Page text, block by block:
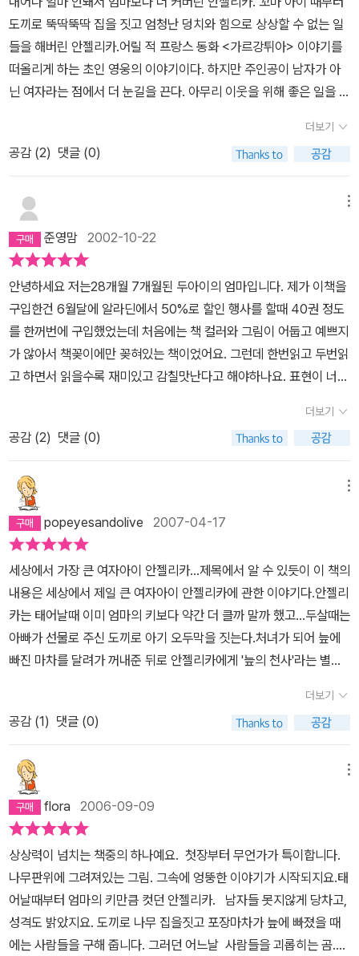
직은 거기까지는 아닌것 같다.조금 더 커서 별자리에 흥미를 가지면
다시 한번 일러주어야지....정말 상상력의 끝은 어디인지 알수가 없다.
오늘도 참 즐거운책 한권을 읽었다.
도끼로 뚝딱뚝딱 집을 짓고 엄청난 덩치와 힘으로 상상할 수 없는 일
들을 해버린 안젤리카.어릴 적 프랑스 동화 <가르강튀아> 이야기를
떠올리게 하는 초인 영웅의 이야기이다. 하지만 주인공이 남자가 아
닌 여자라는 점에서 더 눈길을 끈다. 아무리 이웃을 위해 좋은 일을 하
공으로 이런 얘기가 만들어지다니.덩치 크고 힘 센 안젤리카가 그 모
습만큼이나 넓은 마음과 애정을 가지고 있음을 느끼게 해준다.
더보기
공감 (2) 댓글 (0)
준영맘 2002-10-22
안녕하세요 저는28개월 7개월된 두아이의 엄마입니다. 제가 이책을
구입한건 6월달에 알라딘에서 50%로 할인 행사를 할때 40권 정도
를 한꺼번에 구입했었는데 처음에는 책 컬러와 그림이 어둡고 예쁘지
가 않아서 책꽂이에만 꽂혀있는 책이었어요. 그런데 한번읽고 두번읽
고 하면서 읽을수록 재미있고 감칠맛난다고 해야하나요. 표현이 너무
받은 책은 어디가 달라도 다른가봐요. 표현 하나하나가 얼마나 재미
있는지. '곰과싸우다가 호수에 빠지게 됐는데 안젤리카가 숨을쉬기위
해 호수의 물을 모두 마셔 버려야 했지요' 현실속에서는 말도 안돼는
이야기가 어느날 7개월된 아이에게 젖을 물리면서 책을 읽어주다가
나도 모르게 웃어버렸답니다. 정말로 좋은 동화책은 아이들마음을 열
어주는 열쇠가 아닐까요. 그리고 엄마들도 책을 읽으면 꿈꾸게하고
동심으로 돌아가게 하는 마력이 있나봅니다. 꼭 읽어보세요.
더보기
공감 (2) 댓글 (0)
popeyesandolive 2007-04-17
세상에서 가장 큰 여자아이 안젤리카...제목에서 알 수 있듯이 이 책의
내용은 세상에서 제일 큰 여자아이 안젤리카에 관한 이야기다.안젤리
카는 태어날때 이미 엄마의 키보다 약간 더 클까 말까 했고...두살때는
아빠가 선물로 주신 도끼로 아기 오두막을 짓는다.처녀가 되어 늪에
빠진 마차를 달려가 꺼내준 뒤로 안젤리카에게 '늪의 천사'라는 별명
나... 마을 사람들의 식량을 다 먹어치운다.이 곰은 삽시간에 테네시
주 곳간의 반을 먹어치우고.. '벼락'이라는 별명을 얻는다.사람들은 벼
락을 잡기 위해 곰사냥을 떠나고...용감하다고 뽐내었던 남자 사냥꾼
들이 벼락을 잡는데 모두 실패한 후...안젤리카와 '벼락'은 만난다. 여
기서부터... 이 책의 매력이 나타난다.안젤리카와 벼락은 서로 잡고 뒹
굴며 싸움을 시작하는데... 이 둘의 싸움은 전혀 잔인하지도 않고... 또
악착같이도 않다.서로 뒤엉쳐 이산 저산을 돌아다니다가... 호수에도
빠졌다가...결국 너무 지쳐 서로 껴안고 코를 골며 잠이 들고 만다.서
로 입을 벌리고 잠자는 모습의 그림이 얼마나 귀엽고 ... 아름다운지
...이 장면이 나오면 우리 아들은 막 큰소리로 웃는다. ^^결국 잠자는
동안 소나무가 쓰러져 벼락이 죽고 말지만...쓰러진 벼락에게 안젤리
카는 승리자로서 칭찬의 말을 잊지 않는다. 벼락을 더 이상 볼 수 없을
더보기
공감 (1) 댓글 (0)
flora 2006-09-09
상상력이 넘치는 책중의 하나예요. 첫장부터 무언가가 특이합니다.
나무판위에 그려져있는 그림. 그속에 엉뚱한 이야기가 시작되지요.태
어날때부터 엄마의 키만큼 컷던 안젤리카. 남자들 못지않게 당차고,
성격도 밝았지요. 도끼로 나무 집을짓고 포장마차가 늪에 빠졌을 때
에는 사람들을 구해 줍니다. 그러던 어느날 사람들을 괴롭히는 곰.